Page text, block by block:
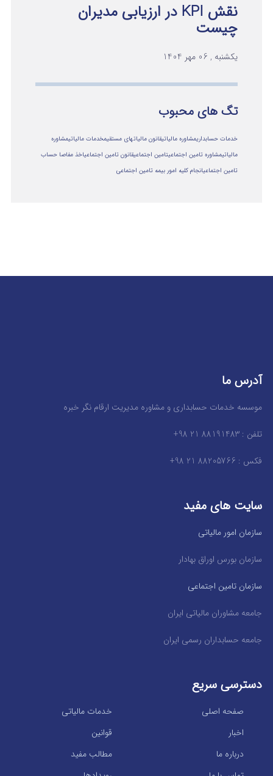
نقش KPI در ارزیابی مدیران
چیست
یکشنبه , 06 مهر 1404
تگ های محبوب
خدمات حسابداریمشاوره مالیاتیقانون مالیاتهای مستقیمخدمات مالیاتیمشاوره
مالياتيمشاوره تامین اجتماعیتامین اجتماعیقانون تامین اجتماعیاخذ مفاصا حساب
تامین اجتماعیانجام کلیه امور بیمه تامین اجتماعی
آدرس ما
موسسه خدمات حسابداری و مشاوره مدیریت ارقام نگر خبره
تلفن : 88191483 21 98+
فکس : 88205766 21 98+
سایت های مفید
سازمان امور مالیاتی
سازمان بورس اوراق بهادار
سازمان تامین اجتماعی
جامعه مشاوران مالیاتی ایران
جامعه حسابداران رسمی ایران
دسترسی سریع
خدمات مالیاتی
صفحه اصلی
قوانین
اخبار
مطالب مفید
درباره ما